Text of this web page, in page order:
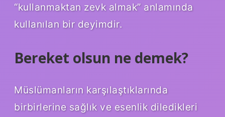
“kullanmaktan zevk almak” anlamında
kullanılan bir deyimdir.
Bereket olsun ne demek?
Müslümanların karşılaştıklarında
birbirlerine sağlık ve esenlik diledikleri